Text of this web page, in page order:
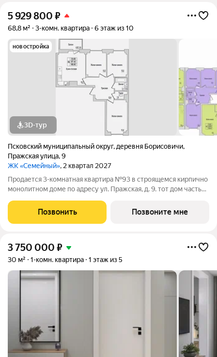
5 929 800 ₽
68,8 м² 3-комн. квартира 6 этаж из 10
новостройка
3D-тур
Псковский муниципальный округ, деревня Борисовичи,
Пражская улица,9
ЖК «Семейный», 2 квартал 2027
Продается 3-комнатная квартира №93 в строящемся кирпично
монолитном доме по адресу ул. Пражская, д. 9. тот дом часть
семьи мы всегда выбираем лучшее. Здесь всё создано для
того, чтобы ваши
Позвонить Позвоните мне
3 750 000 ₽
30 м² 1-комн. квартира 1 этаж из 5